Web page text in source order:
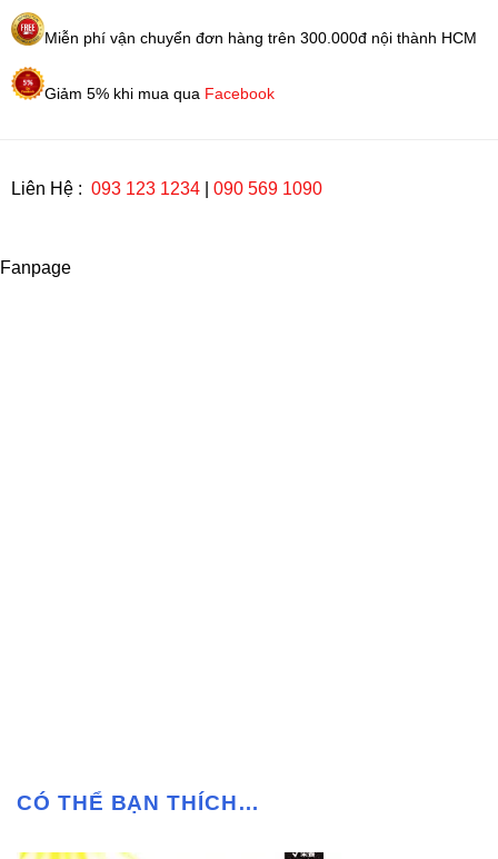
Miễn phí vận chuyển đơn hàng trên 300.000đ nội thành HCM
Giảm 5% khi mua qua Facebook
Liên Hệ : 093 123 1234 090 569 1090
Fanpage
CÓ THỂ BẠN THÍCH…